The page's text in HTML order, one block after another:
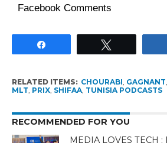
Facebook Comments
RELATED ITEMS: CHOURABI, GAGNANT,
MLT, PRIX, SHIFAA, TUNISIA PODCASTS
RECOMMENDED FOR YOU
MEDIA LOVES TECH